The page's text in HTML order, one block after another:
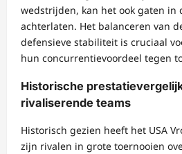
wedstrijden, kan het ook gaten in
achterlaten. Het balanceren van
defensieve stabiliteit is cruciaal
hun concurrentievoordeel tegen
Historische
rivaliserende teams
Historisch gezien heeft het USA
zijn rivalen in grote toernooien